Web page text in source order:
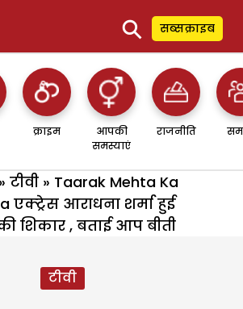
⚲ सब्सक्राइब
क्राइम
आपकी
समस्याएं
राजनीति
» टीवी » Taarak Mehta Ka
एक्ट्रेस आराधना शर्मा हुई
शिकार , बताई आप बीती
टीवी